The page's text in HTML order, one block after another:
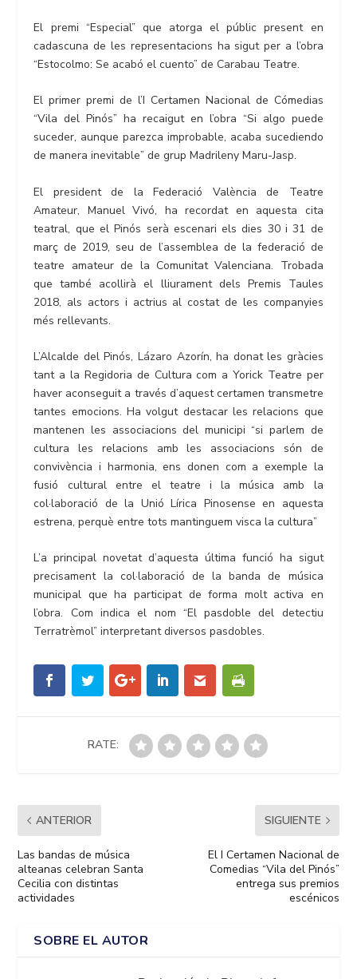
El premi “Especial” que atorga el públic present en
cadascuna de les representacions ha sigut per a l’obra
“Estocolmo: Se acabó el cuento” de Carabau Teatre.
El primer premi de l’I Certamen Nacional de Cómedias
“Vila del Pinós” ha recaigut en l’obra “Si algo puede
suceder, aunque parezca improbable, acaba sucediendo
de manera inevitable” de grup Madrileny Maru-Jasp.
El president de la Federació València de Teatre
Amateur, Manuel Vivó, ha recordat en aquesta cita
teatral, que el Pinós serà escenari els dies 30 i 31 de
març de 2019, seu de l’assemblea de la federació de
teatre amateur de la Comunitat Valenciana. Trobada
que també acollirà el lliurament dels Premis Taules
2018, als actors i actrius al costat de les companyies
més rellevants.
L’Alcalde del Pinós, Lázaro Azorín, ha donat les gràcies
tant a la Regidoria de Cultura com a Yorick Teatre per
haver aconseguit a través d’aquest certamen transmetre
tantes emocions. Ha volgut destacar les relacions que
mantenen les associacions del municipi “si parlem de
cultura les relacions amb les associacions són de
convivència i harmonia, ens donen com a exemple la
fusió cultural entre el teatre i la música amb la
col·laboració de la Unió Lírica Pinosense en aquesta
estrena, perquè entre tots mantinguem visca la cultura”
L’a principal novetat d’aquesta última funció ha sigut
precisament la col·laboració de la banda de música
municipal que ha participat de forma molt activa en
l’obra. Com indica el nom “El pasdoble del detectiu
Terratrèmol” interpretant diversos pasdobles.
RATE:
ANTERIOR
Las bandas de música
alteanas celebran Santa
Cecilia con distintas
actividades
SIGUIENTE
El I Certamen Nacional de
Comedias “Vila del Pinós”
entrega sus premios
escénicos
SOBRE EL AUTOR